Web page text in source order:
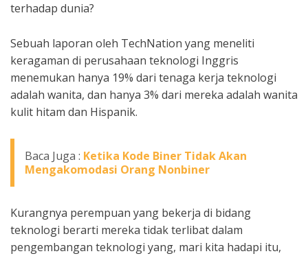
terhadap dunia?
Sebuah laporan oleh TechNation yang meneliti
keragaman di perusahaan teknologi Inggris
menemukan hanya 19% dari tenaga kerja teknologi
adalah wanita, dan hanya 3% dari mereka adalah wanita
kulit hitam dan Hispanik.
Baca Juga : Ketika Kode Biner Tidak Akan
Mengakomodasi Orang Nonbiner
Kurangnya perempuan yang bekerja di bidang
teknologi berarti mereka tidak terlibat dalam
pengembangan teknologi yang, mari kita hadapi itu,